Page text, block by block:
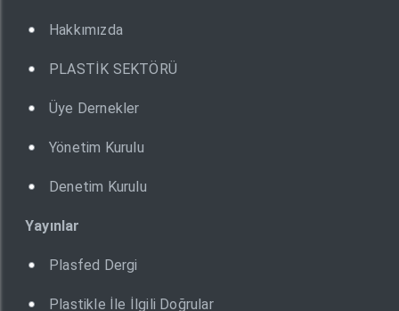
Hakkımızda
PLASTİK SEKTÖRÜ
Üye Dernekler
Yönetim Kurulu
Denetim Kurulu
Yayınlar
Plasfed Dergi
Plastikle İle İlgili Doğrular